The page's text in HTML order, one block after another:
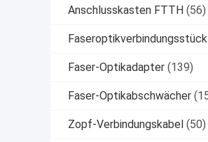
Anschlusskasten FTTH (56)
Faseroptikverbindungsstück
Faser-Optikadapter (139)
Faser-Optikabschwächer
Zopf-Verbindungskabel (50)